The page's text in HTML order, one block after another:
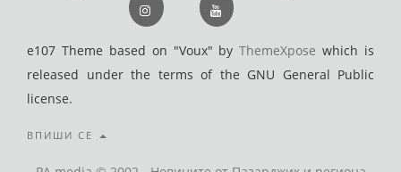
e107 Theme based on "Voux" byThemeXpose which is
released under the terms of the GNU General Public
license.
ВПИШИ СЕ